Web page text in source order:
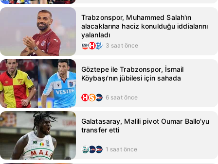
Trabzonspor, Muhammed Salah'ın
alacaklarına haciz konulduğu iddialarını
yalanladı
3 saat önce
Göztepe ile Trabzonspor, İsmail
Köybaşı'nın jübilesi için sahada
6 saat önce
Galatasaray, Malili pivot Oumar Ballo'yu
transfer etti
1 saat önce